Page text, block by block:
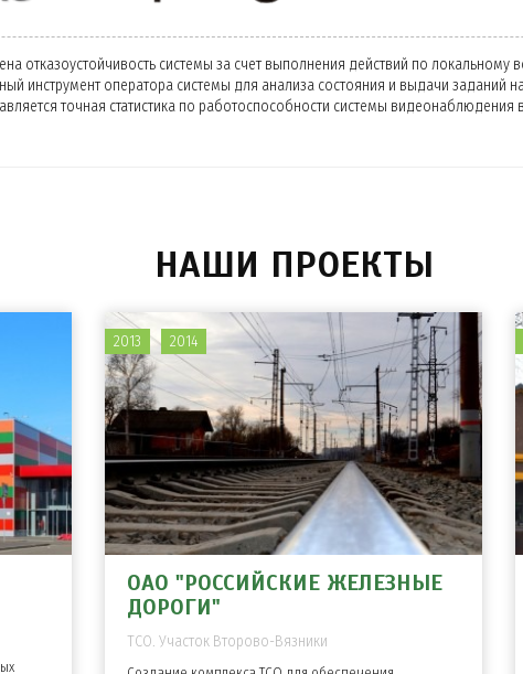
отказоустойчивость системы за счет выполнения действий по локальному
инструмент оператора системы для анализа состояния и выдачи заданий
точная статистика по работоспособности системы
НАШИ ПРОЕКТЫ
ОАО "РОССИЙСКИЕ ЖЕЛЕЗНЫЕ
ДОРОГИ"
ТСО. Участок Второво-Вязники
2013 2014